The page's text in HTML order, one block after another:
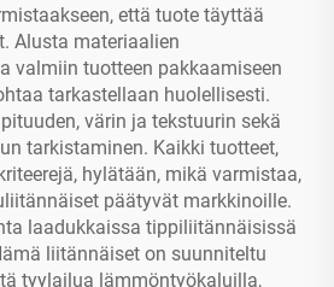
että tuote täyttää
Alusta materiaalien
valmiin tuotteen pakkaamiseen
tarkastellaan huolellisesti.
värin ja tekstuurin sekä
tarkistaminen. Kaikki tuotteet,
hylätään, mikä varmistaa,
päätyvät markkinoille.
laadukkaissa tippiliitännäisissä
liitännäiset on suunniteltu
tyylailua lämmöntyökaluilla,